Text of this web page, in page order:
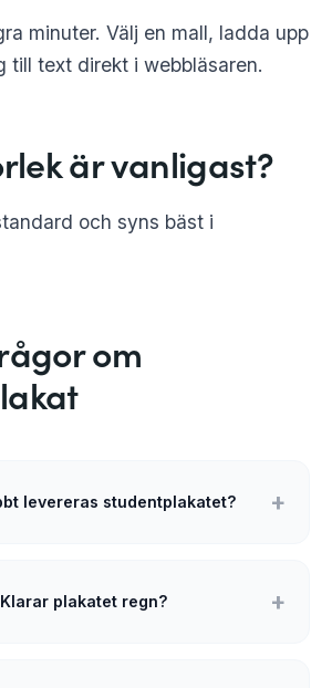
minuter. Välj en mall, ladda upp
till text direkt i webbläsaren.
är vanligast?
och syns bäst i
om
levereras studentplakatet?
Klarar plakatet regn?